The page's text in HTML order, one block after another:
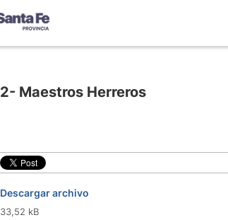
2- Maestros Herreros
Descargar archivo
33,52 kB